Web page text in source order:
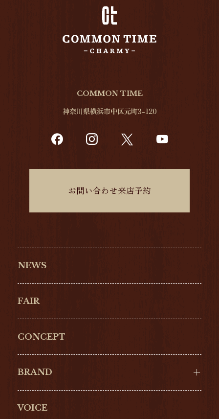
NEWS
FAIR
CONCEPT
BRAND
Cartier
VOICE
COMMON TIME
神奈川県横浜市中区元町3-120
お問い合わせ来店予約